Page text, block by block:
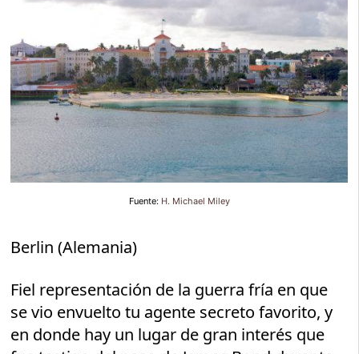
Fuente: H. Michael Miley
Berlin (Alemania)
Fiel representación de la guerra fría en que
se vio envuelto tu agente secreto favorito, y
en donde hay un lugar de gran interés que